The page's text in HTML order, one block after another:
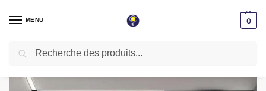
MENU 0
Accueil / Éclairage magnétique / Suspension magnétique 6w noir 4000k 48v L=30cm MAG-SUS-6W